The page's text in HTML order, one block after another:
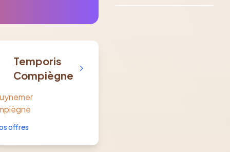
Temporis
Compiègne
offres